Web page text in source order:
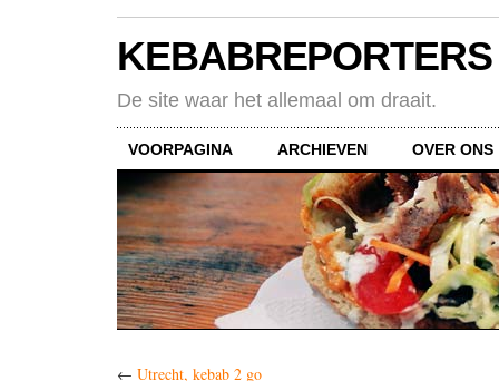
KEBABREPORTERS
De site waar het allemaal om draait.
VOORPAGINA ARCHIEVEN OVER ONS
← Utrecht, kebab 2 go